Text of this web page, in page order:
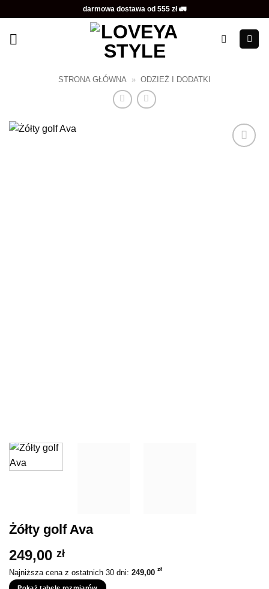
zawartości
darmowa dostawa od 555 zł 🚛
STRONA GŁÓWNA » ODZIEŻ I DODATKI
Żółty golf Ava
249,00 zł
Najniższa cena z ostatnich 30 dni: 249,00 zł